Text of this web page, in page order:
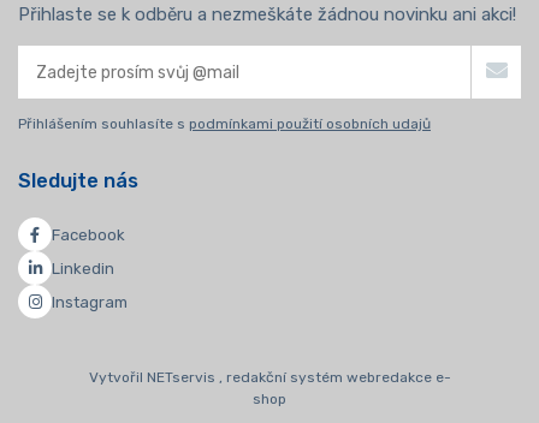
Přihlaste se k odběru a nezmeškáte žádnou novinku ani akci!
Přihlášením souhlasíte s podmínkami použití osobních udajů
Sledujte nás
Facebook
Linkedin
Instagram
Vytvořil NETservis , redakční systém webredakce e-
shop